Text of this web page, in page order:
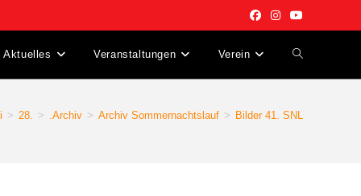
Aktuelles Veranstaltungen Verein Website-
> 28. > .Archiv > Archiv Sommernachtslauf > Bilder 41. SNL